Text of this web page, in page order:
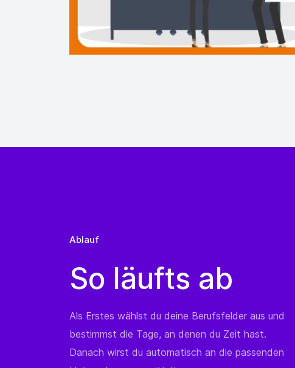
Ablauf
So läufts ab
Als Erstes wählst du deine Berufsfelder aus und
bestimmst die Tage, an denen du Zeit hast.
Danach wirst du automatisch an die passenden